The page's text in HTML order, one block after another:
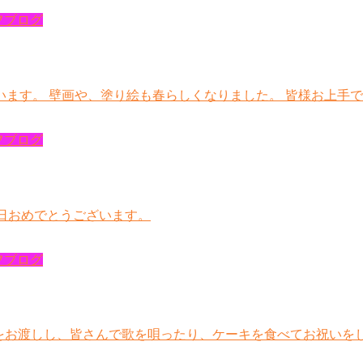
ブログ
す。 壁画や、塗り絵も春らしくなりました。 皆様お上手
ブログ
めでとうございます。
ブログ
渡しし、皆さんで歌を唄ったり、ケーキを食べてお祝い